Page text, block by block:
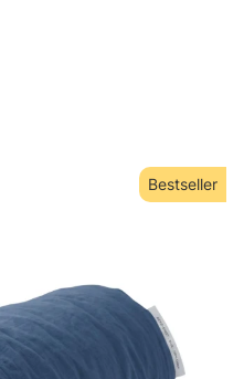
Bestseller